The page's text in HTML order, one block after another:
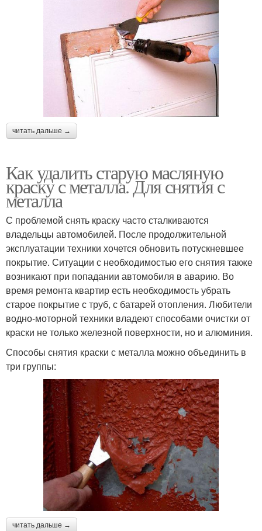
читать дальше →
Как удалить старую масляную
краску с металла. Для снятия с
металла
С проблемой снять краску часто сталкиваются
владельцы автомобилей. После продолжительной
эксплуатации техники хочется обновить потускневшее
покрытие. Ситуации с необходимостью его снятия также
возникают при попадании автомобиля в аварию. Во
время ремонта квартир есть необходимость убрать
старое покрытие с труб, с батарей отопления. Любители
водно-моторной техники владеют способами очистки от
краски не только железной поверхности, но и алюминия.
Способы снятия краски с металла можно объединить в
три группы:
читать дальше →